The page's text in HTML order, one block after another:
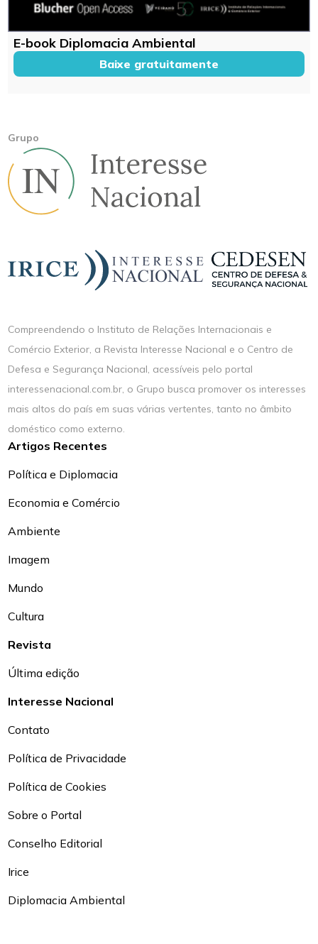
E-book Diplomacia Ambiental
Baixe gratuitamente
Grupo
Compreendendo o Instituto de Relações Internacionais e
Comércio Exterior, a Revista Interesse Nacional e o Centro de
Defesa e Segurança Nacional, acessíveis pelo portal
interessenacional.com.br, o Grupo busca promover os interesses
mais altos do país em suas várias vertentes, tanto no âmbito
doméstico como externo.
Artigos Recentes
Política e Diplomacia
Economia e Comércio
Ambiente
Imagem
Mundo
Cultura
Revista
Última edição
Interesse Nacional
Contato
Política de Privacidade
Política de Cookies
Sobre o Portal
Conselho Editorial
Irice
Diplomacia Ambiental